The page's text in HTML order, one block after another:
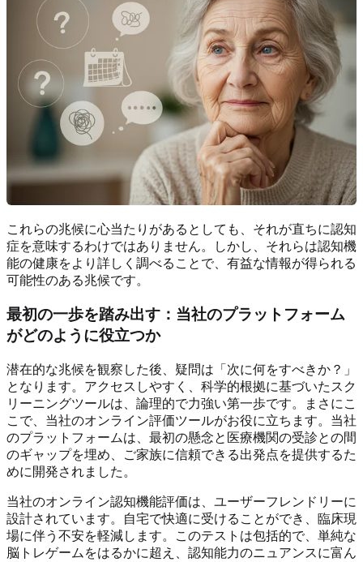
これらの兆候に心当たりがあるとしても、それが直ちに認知
症を意味するわけではありません。しかし、それらは認知機
能の健康をより詳しく調べることで、有益な情報が得られる
可能性のある兆候です。
最初の一歩を踏み出す：当社のプラットフォーム
がどのように役立つか
潜在的な兆候を観察した後、疑問は「次に何をすべきか？」
となります。アクセスしやすく、科学的根拠に基づいたスク
リーニングツールは、論理的で力強い第一歩です。まさにこ
こで、当社のオンライン評価ツールがお役に立ちます。当社
のプラットフォームは、最初の懸念と医療機関の受診との間
のギャップを埋め、ご家族に信頼できる出発点を提供するた
めに開発されました。
当社のオンライン認知機能評価は、ユーザーフレンドリーに
設計されています。自宅で快適に受けることができ、臨床現
場に伴う不安を軽減します。このテストは包括的で、単純な
脳トレゲームをはるかに超え、認知能力のニュアンスに富ん